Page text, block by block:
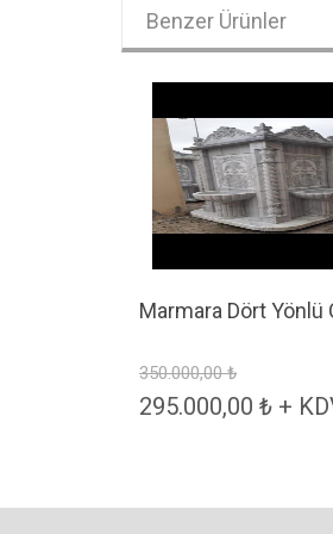
Benzer Ürünler
Marmara Dört Yönlü
350.000,00 ₺
295.000,00 ₺ +